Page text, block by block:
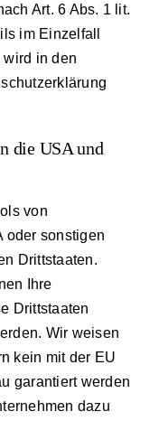
Art. 6 Abs. 1 lit.
im Einzelfall
in den
die USA und
von
oder sonstigen
Drittstaaten.
Ihre
Drittstaaten
Wir weisen
kein mit der EU
garantiert werden
dazu